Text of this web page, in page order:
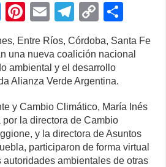
M
ss
e
n
g
er
Pi
er
e
st
E
m
ail
T
el
e
gr
a
m
C
p
y
Li
n
k
ar
Entre Ríos, Córdoba, Santa Fe
una nueva coalición nacional
ambiental y el desarrollo
Alianza Verde Argentina.
y Cambio Climático, María Inés
la directora de Cambio
y la directora de Asuntos
participaron de forma virtual
ambientales de otras